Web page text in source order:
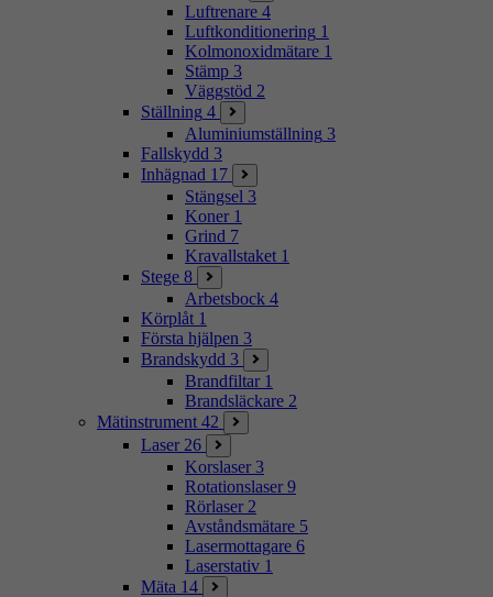
Luftrenare 4
Luftkonditionering 1
Kolmonoxidmätare 1
Stämp 3
Väggstöd 2
Ställning 4
Aluminiumställning 3
Fallskydd 3
Inhägnad 17
Stängsel 3
Koner 1
Grind 7
Kravallstaket 1
Stege 8
Arbetsbock 4
Körplåt 1
Första hjälpen 3
Brandskydd 3
Brandfiltar 1
Brandsläckare 2
Mätinstrument 42
Laser 26
Korslaser 3
Rotationslaser 9
Rörlaser 2
Avståndsmätare 5
Lasermottagare 6
Laserstativ 1
Mäta 14